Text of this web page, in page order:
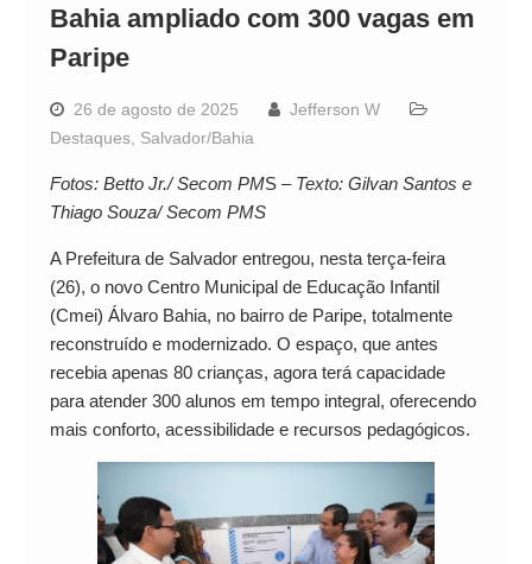
Bahia ampliado com 300 vagas em
Paripe
26 de agosto de 2025
Jefferson W
Destaques, Salvador/Bahia
Fotos: Betto Jr./ Secom PMS – Texto: Gilvan Santos e
Thiago Souza/ Secom PMS
A Prefeitura de Salvador entregou, nesta terça-feira
(26), o novo Centro Municipal de Educação Infantil
(Cmei) Álvaro Bahia, no bairro de Paripe, totalmente
reconstruído e modernizado. O espaço, que antes
recebia apenas 80 crianças, agora terá capacidade
para atender 300 alunos em tempo integral, oferecendo
mais conforto, acessibilidade e recursos pedagógicos.